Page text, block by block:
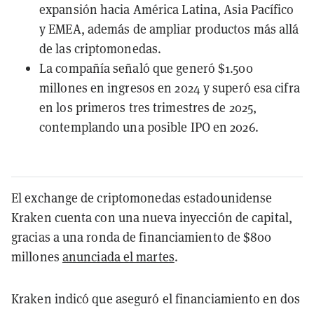
expansión hacia América Latina, Asia Pacífico
y EMEA, además de ampliar productos más allá
de las criptomonedas.
La compañía señaló que generó $1.500
millones en ingresos en 2024 y superó esa cifra
en los primeros tres trimestres de 2025,
contemplando una posible IPO en 2026.
El exchange de criptomonedas estadounidense
Kraken cuenta con una nueva inyección de capital,
gracias a una ronda de financiamiento de $800
millones anunciada el martes.
Kraken indicó que aseguró el financiamiento en dos